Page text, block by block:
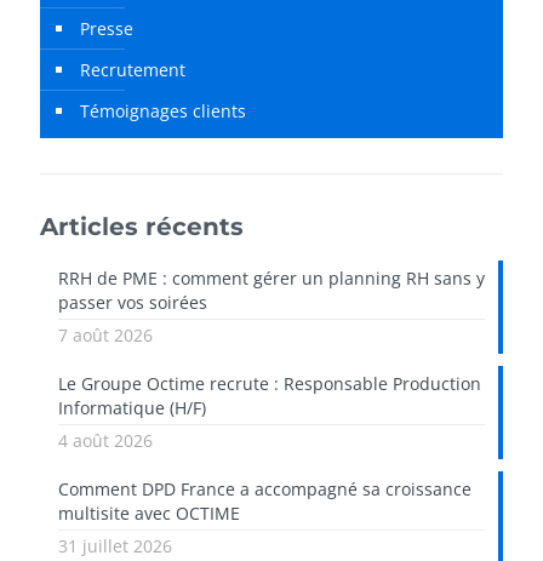
Presse
Recrutement
Témoignages clients
Articles récents
RRH de PME : comment gérer un planning RH sans y
passer vos soirées
7 août 2026
Le Groupe Octime recrute : Responsable Production
Informatique (H/F)
4 août 2026
Comment DPD France a accompagné sa croissance
multisite avec OCTIME
31 juillet 2026